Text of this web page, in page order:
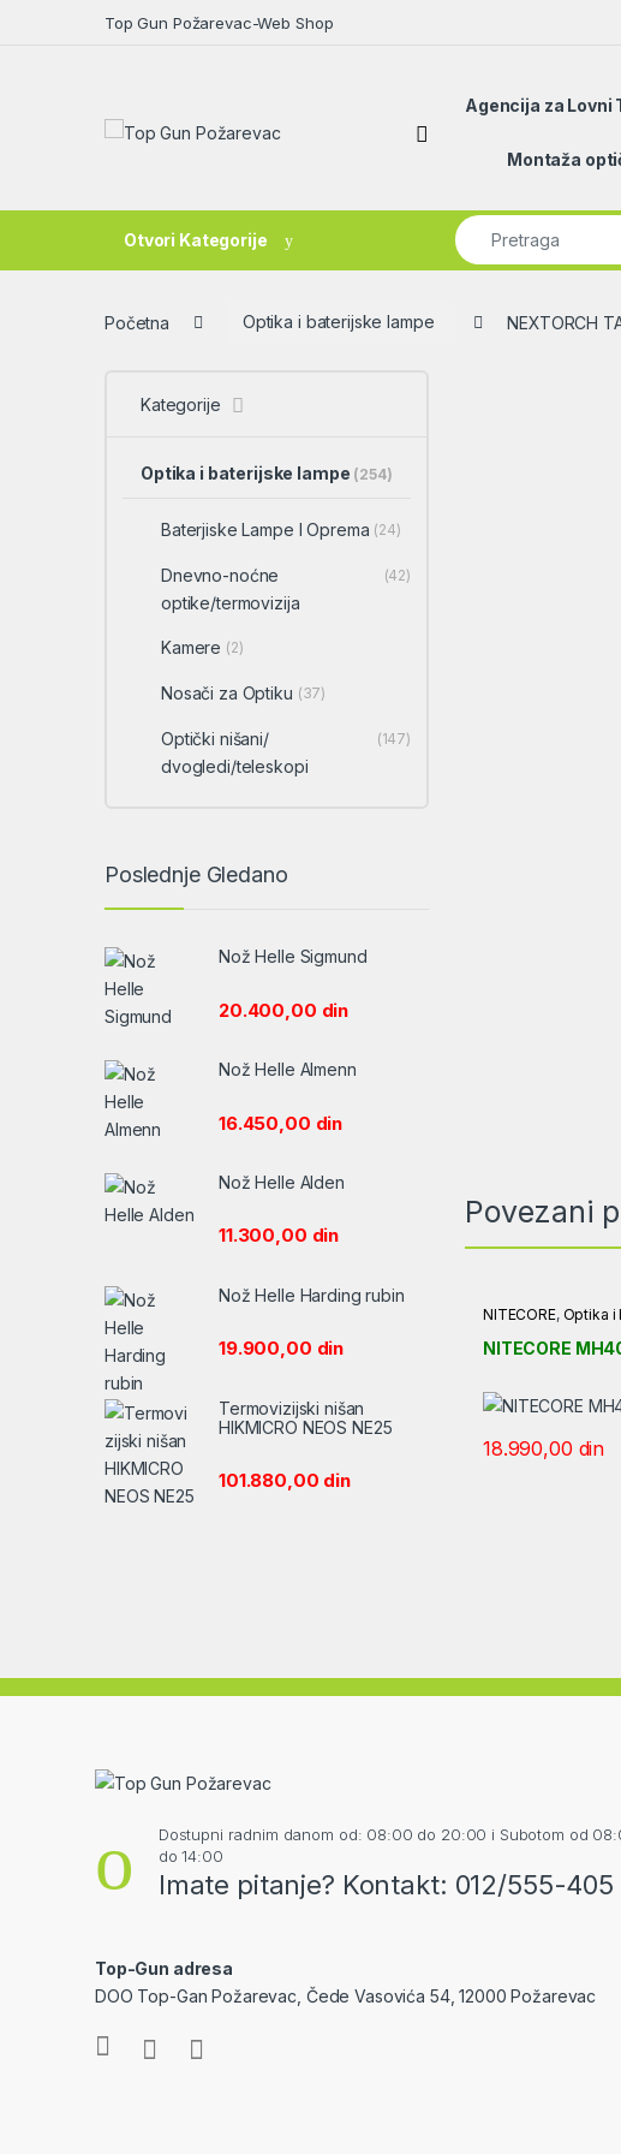
Top Gun Požarevac-Web Shop
Open
Agencija za Lovni
Montaža
Otvori Kategorije
Search for:
Početna Optika i baterijske lampe NEXTORCH
Povezani
NITECORE, Optika i
NITECORE
18.990,00 din
Kategorije
Optika i baterijske lampe (254)
Baterjiske Lampe I Oprema (24)
Dnevno-noćne
optike/termovizija
(42)
Kamere (2)
Nosači za Optiku (37)
Optički nišani/
dvogledi/teleskopi
(147)
Poslednje Gledano
Nož Helle Sigmund
20.400,00 din
Nož Helle Almenn
16.450,00 din
Nož Helle Alden
11.300,00 din
Nož Helle Harding rubin
19.900,00 din
Termovizijski nišan
HIKMICRO NEOS NE25
101.880,00 din
Dostupni radnim danom od: 08:00 do 20:00 i Subotom od
do 14:00
Imate pitanje? Kontakt: 012/555-405
Top-Gun adresa
DOO Top-Gan Požarevac, Čede Vasovića 54, 12000 Požarevac